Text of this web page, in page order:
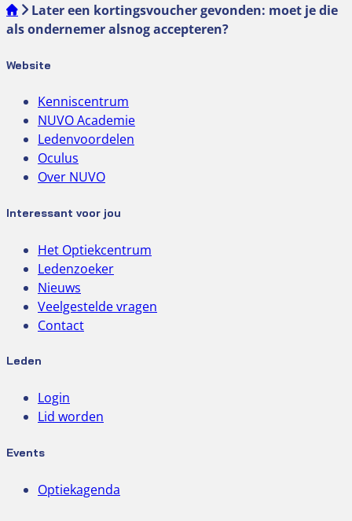
Later een kortingsvoucher gevonden: moet je die
als ondernemer alsnog accepteren?
Website
Kenniscentrum
NUVO Academie
Ledenvoordelen
Oculus
Over NUVO
Interessant voor jou
Het Optiekcentrum
Ledenzoeker
Nieuws
Veelgestelde vragen
Contact
Leden
Login
Lid worden
Events
Optiekagenda